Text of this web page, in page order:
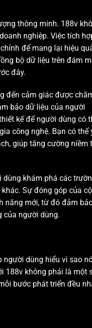
thông minh. 188v
nghiệp. Việc tích
để mang lại hiệu
bộ dữ liệu trên đám
đây.
đến cảm giác được
bảo dữ liệu của người
kế để người dùng có
công nghệ. Bạn có thể
giúp tăng cường niềm
dùng khám phá các
Sự đóng góp của
năng mới, từ đó đảm
của người dùng.
người dùng hiểu vì sao
188v không phải là một
bước phát triển đều